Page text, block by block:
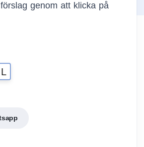
genom att klicka på
L